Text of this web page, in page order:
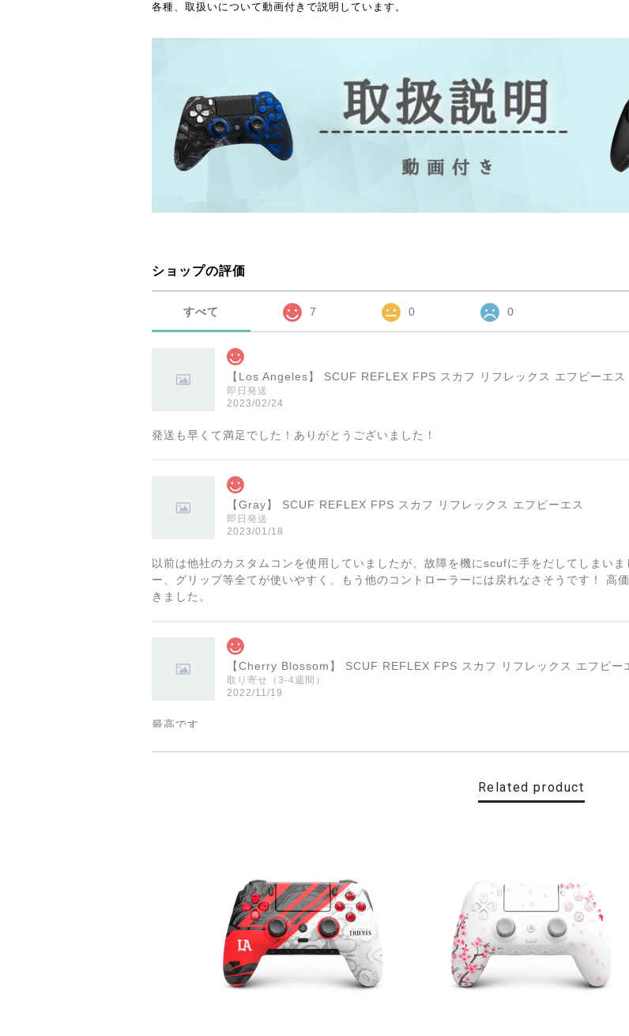
各種、取扱いについて動画付きで説明しています。
ショップの評価
すべて 7 0 0
【Los Angeles】 SCUF REFLEX FPS スカフ リフレックス エフピーエス
即日発送
2023/02/24
発送も早くて満足でした！ありがとうございました！
【Gray】 SCUF REFLEX FPS スカフ リフレックス エフピーエス
即日発送
2023/01/18
以前は他社のカスタムコンを使用していましたが、故障を機にscufに手をだしてしまい
ー、グリップ等全てが使いやすく、もう他のコントローラーには戻れなさそうです！ 高
きました。
【Cherry Blossom】 SCUF REFLEX FPS スカフ リフレックス エフピー
取り寄せ（3-4週間）
2022/11/19
最高です
【CDL】 SCUF REFLEX FPS スカフ リフレックス エフピーエス
【Black】 SCUF REFLEX FPS スカフ リフレックス エフピーエス
取り寄せ（3-4週間）
2022/11/13
ps5 カスタムコントローラーの中で最上位である本商品は輸入品となり高額な商品です
Related product